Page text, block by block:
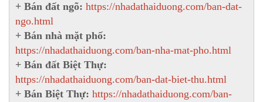
+ Bán đất ngõ: https://nhadathaiduong.com/ban-dat-
ngo.html
+ Bán nhà mặt phố:
https://nhadathaiduong.com/ban-nha-mat-pho.html
+ Bán đất Biệt Thự:
https://nhadathaiduong.com/ban-dat-biet-thu.html
+ Bán Biệt Thự: https://nhadathaiduong.com/ban-